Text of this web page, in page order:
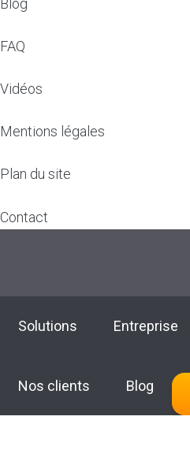
Blog
FAQ
Vidéos
Mentions légales
Plan du site
Contact
Solutions Entreprise
Nos clients Blog